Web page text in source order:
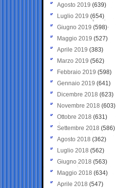
Agosto 2019 (639)
Luglio 2019 (654)
Giugno 2019 (598)
Maggio 2019 (527)
Aprile 2019 (383)
Marzo 2019 (562)
Febbraio 2019 (598)
Gennaio 2019 (641)
Dicembre 2018 (623)
Novembre 2018 (603)
Ottobre 2018 (631)
Settembre 2018 (586)
Agosto 2018 (362)
Luglio 2018 (562)
Giugno 2018 (563)
Maggio 2018 (634)
Aprile 2018 (547)